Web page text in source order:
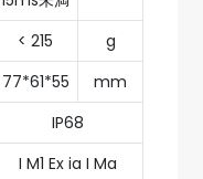
< 215
g
77*61*55
mm
IP68
I M1 Ex ia I Ma